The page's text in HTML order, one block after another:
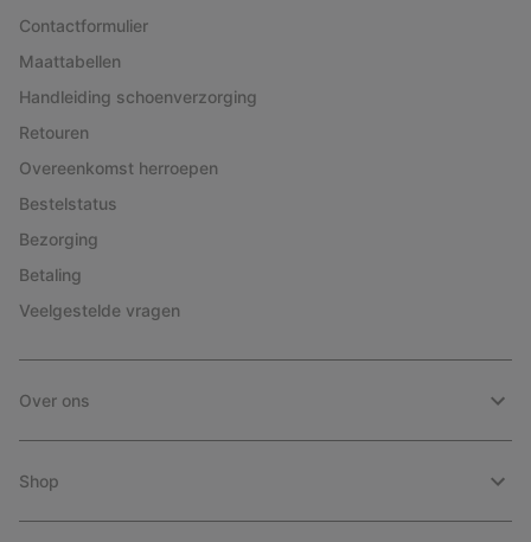
Contactformulier
Maattabellen
Handleiding schoenverzorging
Retouren
Overeenkomst herroepen
Bestelstatus
Bezorging
Betaling
Veelgestelde vragen
Over ons
Shop